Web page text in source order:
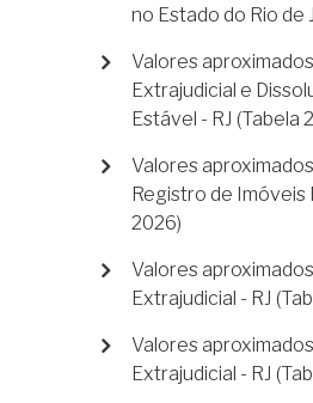
no Estado do Rio de
Valores
Extrajudicial e
Estável - RJ (Tabela
Valores
Registro de Imóveis
2026)
Valores
Extrajudicial - RJ
Valores
Extrajudicial - RJ